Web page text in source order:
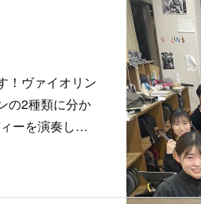
！ヴァイオリン
の2種類に分か
ーを演奏し…